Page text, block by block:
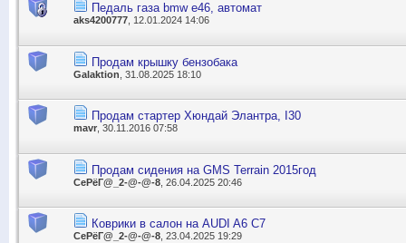
Педаль газа bmw e46, автомат
aks4200777 , 12.01.2024 14:06
Продам крышку бензобака
Galaktion , 31.08.2025 18:10
Продам стартер Хюндай Элантра, І30
mavr , 30.11.2016 07:58
Продам сидения на GMS Terrain 2015год
СеРёГ@_2-@-@-8 , 26.04.2025 20:46
Коврики в салон на AUDI A6 C7
СеРёГ@_2-@-@-8 , 23.04.2025 19:29